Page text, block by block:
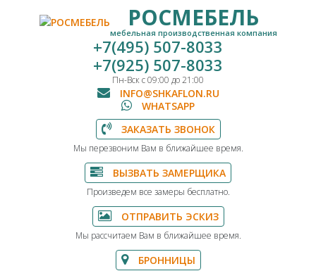
РОСМЕБЕЛЬ
мебельная производственная компания
+7(495) 507-8033
+7(925) 507-8033
Пн-Вск с 09:00 до 21:00
INFO@SHKAFLON.RU
WHATSAPP
ЗАКАЗАТЬ ЗВОНОК
Мы перезвоним Вам в ближайшее время.
ВЫЗВАТЬ ЗАМЕРЩИКА
Произведем все замеры бесплатно.
ОТПРАВИТЬ ЭСКИЗ
Мы рассчитаем Вам в ближайшее время.
БРОННИЦЫ